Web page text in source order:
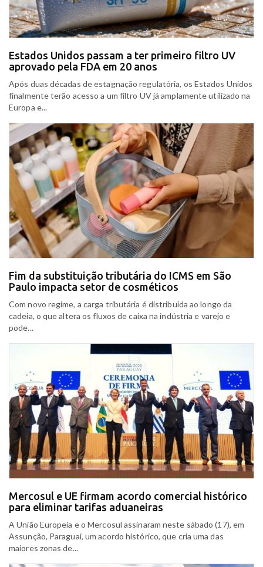
Estados Unidos passam a ter primeiro filtro UV
aprovado pela FDA em 20 anos
Após duas décadas de estagnação regulatória, os Estados Unidos
finalmente terão acesso a um filtro UV já amplamente utilizado na
Europa e...
Fim da substituição tributária do ICMS em São
Paulo impacta setor de cosméticos
Com novo regime, a carga tributária é distribuída ao longo da
cadeia, o que altera os fluxos de caixa na indústria e varejo e
pode...
Mercosul e UE firmam acordo comercial histórico
para eliminar tarifas aduaneiras
A União Europeia e o Mercosul assinaram neste sábado (17), em
Assunção, Paraguai, um acordo histórico, que cria uma das
maiores zonas de...